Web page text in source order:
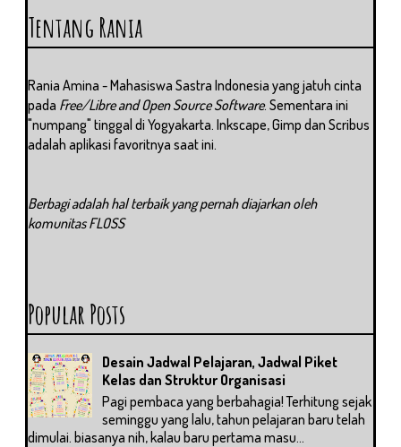
Tentang Rania
Rania Amina - Mahasiswa Sastra Indonesia yang jatuh cinta
pada Free/Libre and Open Source Software. Sementara ini
"numpang" tinggal di Yogyakarta. Inkscape, Gimp dan Scribus
adalah aplikasi favoritnya saat ini.
Berbagi adalah hal terbaik yang pernah diajarkan oleh
komunitas FLOSS
Popular Posts
Desain Jadwal Pelajaran, Jadwal Piket
Kelas dan Struktur Organisasi
Pagi pembaca yang berbahagia! Terhitung sejak
seminggu yang lalu, tahun pelajaran baru telah
dimulai. biasanya nih, kalau baru pertama masu...